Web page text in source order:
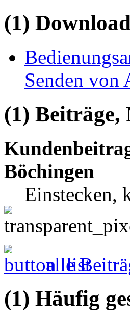
(1)
Senden
(1) Beiträge,
Böchingen
Einstecken,
alle
(1) Häufig